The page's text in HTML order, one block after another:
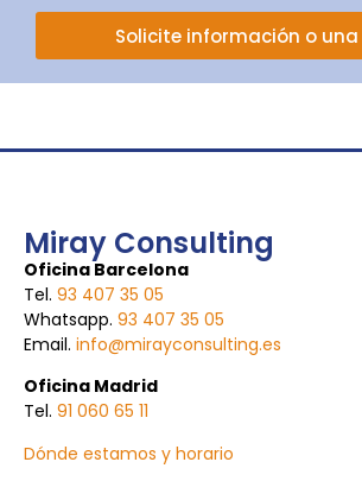
Solicite información o
Miray Consulting
Oficina Barcelona
Tel. 93 407 35 05
Whatsapp. 93 407 35 05
Email. info@mirayconsulting.es
Oficina Madrid
Tel. 91 060 65 11
Dónde estamos y horario